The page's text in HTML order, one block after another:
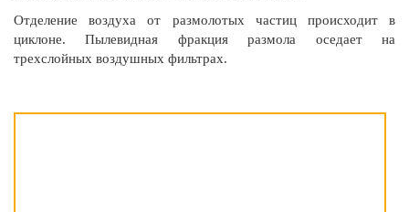
Отделение воздуха от размолотых частиц происходит в
циклоне. Пылевидная фракция размола оседает на
трехслойных воздушных фильтрах.